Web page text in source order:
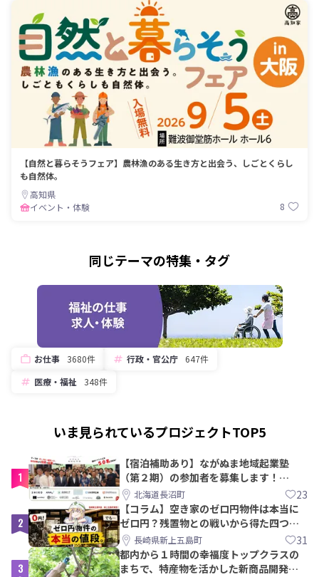
【自然と暮らそうフェア】農林漁のある生き方と出会う、しごとくらし
も自然体。
高知県
イベント・体験
8
同じテーマの特集・タグ
お仕事 3680件 行政・官公庁
647件
医療・福祉
348件
いま見られているプロジェクトTOP5
1
【宿泊補助あり】ながぬま地域起業塾
（第２期）の参加者を募集します！
【8/21〆】
北海道長沼町 23
2
【コラム】空き家のゼロ円物件は本当に
ゼロ円？残置物との戦いから得た四つの
教訓｜新上五島町
長崎県新上五島町 31
3
都内から１時間の幸福度トップクラスの
まちで、特産物を活かした新商品開発＆